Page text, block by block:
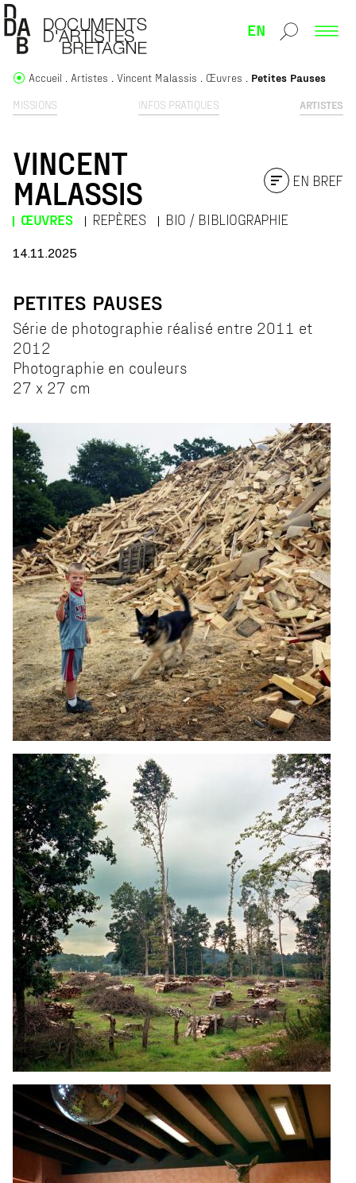
EN
MISSIONS INFOS PRATIQUES ARTISTES
Accueil Artistes Vincent Malassis Œuvres Petites Pauses
VINCENT
MALASSIS
ŒUVRES REPÈRES BIO / BIBLIOGRAPHIE
EN BREF
14.11.2025
PETITES PAUSES
Série de photographie réalisé entre 2011 et
2012
Photographie en couleurs
27 x 27 cm